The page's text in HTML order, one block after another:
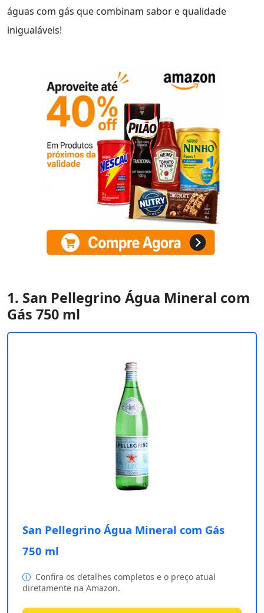
águas com gás que combinam sabor e qualidade
inigualáveis!
1. San Pellegrino Água Mineral com
Gás 750 ml
San Pellegrino Água Mineral com Gás
750 ml
Confira os detalhes completos e o preço atual
diretamente na Amazon.